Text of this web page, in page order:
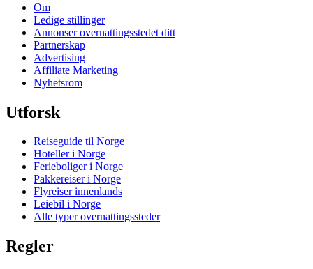
Om
Ledige stillinger
Annonser overnattingsstedet ditt
Partnerskap
Advertising
Affiliate Marketing
Nyhetsrom
Utforsk
Reiseguide til Norge
Hoteller i Norge
Ferieboliger i Norge
Pakkereiser i Norge
Flyreiser innenlands
Leiebil i Norge
Alle typer overnattingssteder
Regler